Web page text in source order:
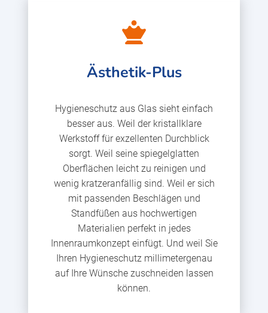
Ästhetik-Plus
Hygieneschutz aus Glas sieht einfach
besser aus. Weil der kristallklare
Werkstoff für exzellenten Durchblick
sorgt. Weil seine spiegelglatten
Oberflächen leicht zu reinigen und
wenig kratzeranfällig sind. Weil er sich
mit passenden Beschlägen und
Standfüßen aus hochwertigen
Materialien perfekt in jedes
Innenraumkonzept einfügt. Und weil Sie
Ihren Hygieneschutz millimetergenau
auf Ihre Wünsche zuschneiden lassen
können.